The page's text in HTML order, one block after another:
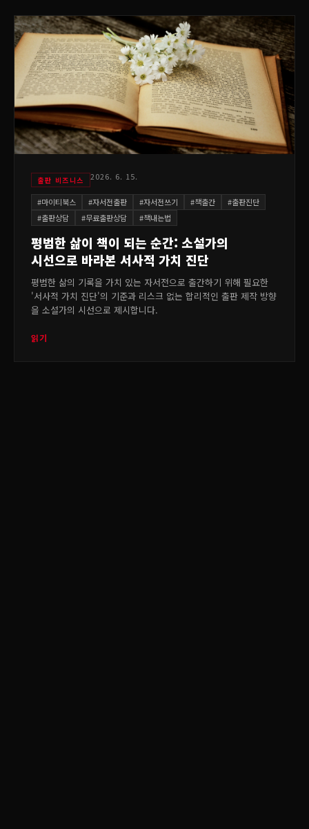
출판 비즈니스 2026. 6. 15.
#마이티북스 #자서전출판 #자서전쓰기 #책출간 #출판진단
#출판상담 #무료출판상담 #책내는법
평범한 삶이 책이 되는 순간: 소설가의
시선으로 바라본 서사적 가치 진단
평범한 삶의 기록을 가치 있는 자서전으로 출간하기 위해 필요한
'서사적 가치 진단'의 기준과 리스크 없는 합리적인 출판 제작 방향
을 소설가의 시선으로 제시합니다.
읽기